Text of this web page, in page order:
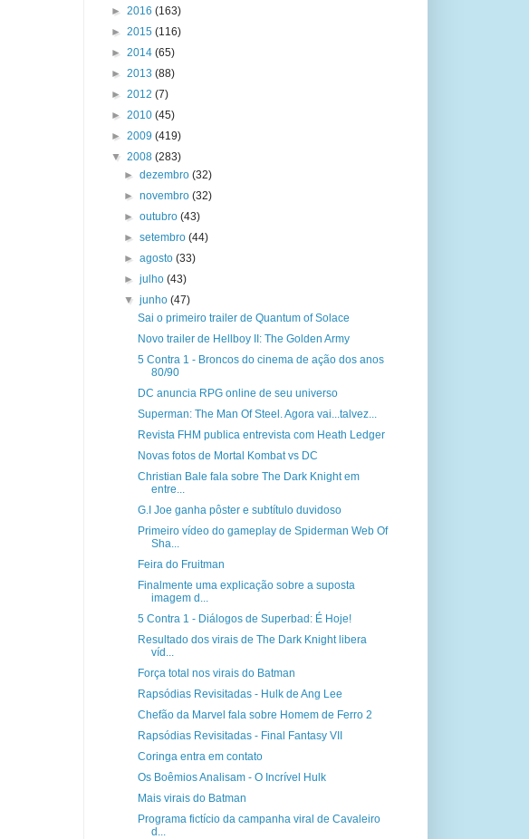
► 2016 (163)
► 2015 (116)
► 2014 (65)
► 2013 (88)
► 2012 (7)
► 2010 (45)
► 2009 (419)
▼ 2008 (283)
►dezembro(32)
►novembro(32)
►outubro(43)
►setembro(44)
►agosto(33)
►julho(43)
▼junho(47)
Sai o primeiro trailer de Quantum of Solace
Novo trailer de Hellboy II: The Golden Army
5 Contra 1 - Broncos do cinema de ação dos anos
80/90
DC anuncia RPG online de seu universo
Superman: The Man Of Steel. Agora vai...talvez...
Revista FHM publica entrevista com Heath Ledger
Novas fotos de Mortal Kombat vs DC
Christian Bale fala sobre The Dark Knight em
entre...
G.I Joe ganha pôster e subtítulo duvidoso
Primeiro vídeo do gameplay de Spiderman Web Of
Sha...
Feira do Fruitman
Finalmente uma explicação sobre a suposta
imagem d...
5 Contra 1 - Diálogos de Superbad: É Hoje!
Resultado dos virais de The Dark Knight libera
víd...
Força total nos virais do Batman
Rapsódias Revisitadas - Hulk de Ang Lee
Chefão da Marvel fala sobre Homem de Ferro 2
Rapsódias Revisitadas - Final Fantasy VII
Coringa entra em contato
Os Boêmios Analisam - O Incrível Hulk
Mais virais do Batman
Programa fictício da campanha viral de Cavaleiro
d...